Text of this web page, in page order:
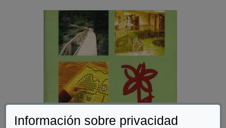
Información sobre privacidad